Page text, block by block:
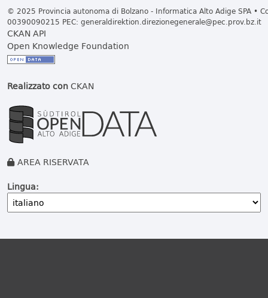
© 2025 Provincia autonoma di Bolzano - Informatica Alto Adige SPA •
00390090215 PEC: generaldirektion.direzionegenerale@pec.prov.bz.it
CKAN API
Open Knowledge Foundation
Realizzato conCKAN
AREA RISERVATA
Lingua